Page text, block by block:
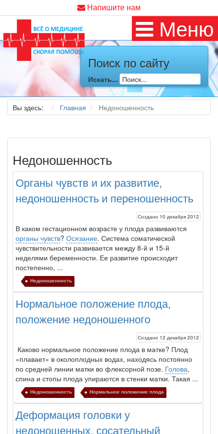
Напишите нам
Меню
Поиск по сайту
Искать...
Вы здесь: Главная Недоношенность
Недоношенность
Органы чувств и их развитие,
недоношенность и переношенность
Создано 10 декабря 2012
В каком гестационном возрасте у плода развиваются
органы чувств? Осязание. Система соматической
чувствительности развивается между 8-й и 15-й
неделями беременности. Ее развитие происходит
постепенно, ...
Недоношенность
Нормальное положение плода,
положение недоношенного
Создано 12 декабря 2012
Каково нормальное положение плода в матке? Плод
«плавает» в околоплодных водах, находясь постоянно
по средней линии матки во флексорной позе. Голова,
спина и стопы плода упираются в стенки мат­ки. Такая ...
Недоношенность Нормальное положение плода
Деформация головки у
недоношенных, сосательный